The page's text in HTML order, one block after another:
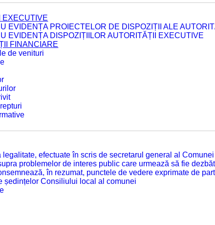
EXECUTIVE
EVIDENȚA PROIECTELOR DE DISPOZIȚII ALE
EVIDENȚA DISPOZIȚIILOR AUTORITĂȚII EXECUTIVE
FINANCIARE
de venituri
efectuate în scris de secretarul general al Comunei
problemelor de interes public care urmează să fie
în rezumat, punctele de vedere exprimate de
ședințelor Consiliului local al comunei